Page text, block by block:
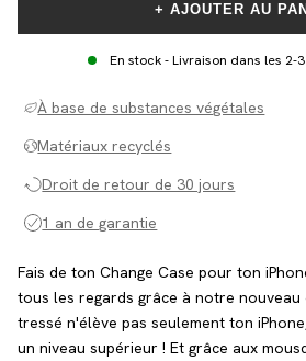
+ AJOUTER AU
En stock - Livraison dans les 2-
À base de substances végétales
Matériaux recyclés
Droit de retour de 30 jours
1 an de garantie
Fais de ton Change Case pour ton
tous les regards grâce à notre
tressé n'élève pas seulement ton
un niveau supérieur ! Et grâce aux